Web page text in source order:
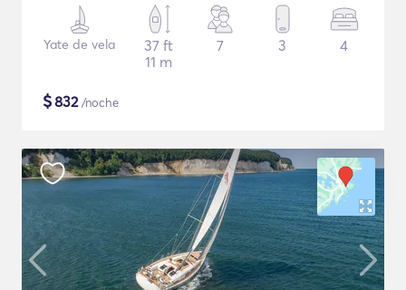
Yate de vela
37 ft
11 m
7 3 4
$832/noche